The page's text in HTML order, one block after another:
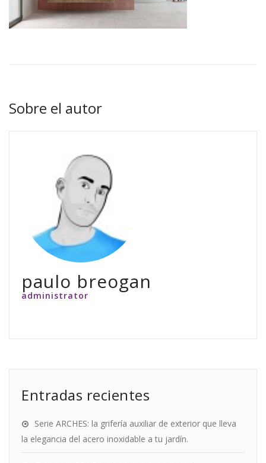
Sobre el autor
paulo breogan
administrator
Entradas recientes
Serie ARCHES: la grifería auxiliar de exterior que lleva
la elegancia del acero inoxidable a tu jardín.